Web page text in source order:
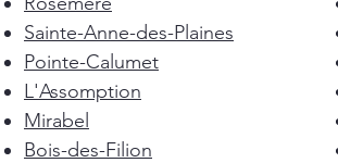
Sainte-Anne-des-Plaines
Pointe-Calumet
L'Assomption
Mirabel
Bois-des-Filion